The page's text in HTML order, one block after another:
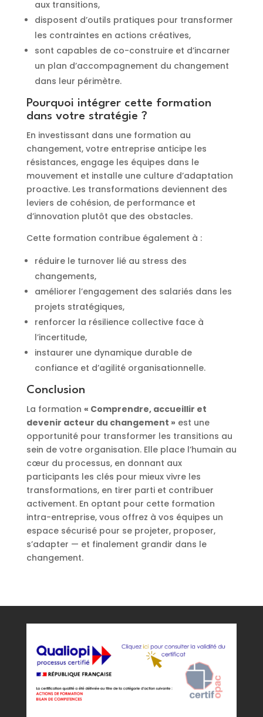
aux transitions,
disposent d’outils pratiques pour transformer
les contraintes en actions créatives,
sont capables de co-construire et d’incarner
un plan d’accompagnement du changement
dans leur périmètre.
Pourquoi intégrer cette formation
dans votre stratégie ?
En investissant dans une formation au
changement, votre entreprise anticipe les
résistances, engage les équipes dans le
mouvement et installe une culture d’adaptation
proactive. Les transformations deviennent des
leviers de cohésion, de performance et
d’innovation plutôt que des obstacles.
Cette formation contribue également à :
réduire le turnover lié au stress des
changements,
améliorer l’engagement des salariés dans les
projets stratégiques,
renforcer la résilience collective face à
l’incertitude,
instaurer une dynamique durable de
confiance et d’agilité organisationnelle.
Conclusion
La formation « Comprendre, accueillir et
devenir acteur du changement » est une
opportunité pour transformer les transitions au
sein de votre organisation. Elle place l’humain au
cœur du processus, en donnant aux
participants les clés pour mieux vivre les
transformations, en tirer parti et contribuer
activement. En optant pour cette formation
intra-entreprise, vous offrez à vos équipes un
espace sécurisé pour se projeter, proposer,
s’adapter — et finalement grandir dans le
changement.